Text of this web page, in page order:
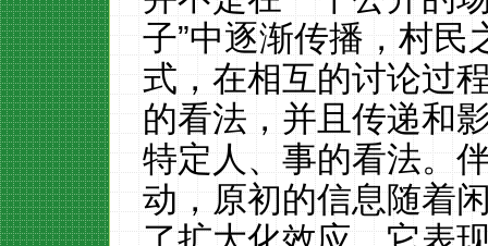
子”中逐渐传播，村民
式，在相互的讨论过
的看法，并且传递和
特定人、事的看法。
动，原初的信息随着